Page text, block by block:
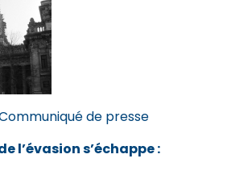
de presse
l’évasion s’échappe :